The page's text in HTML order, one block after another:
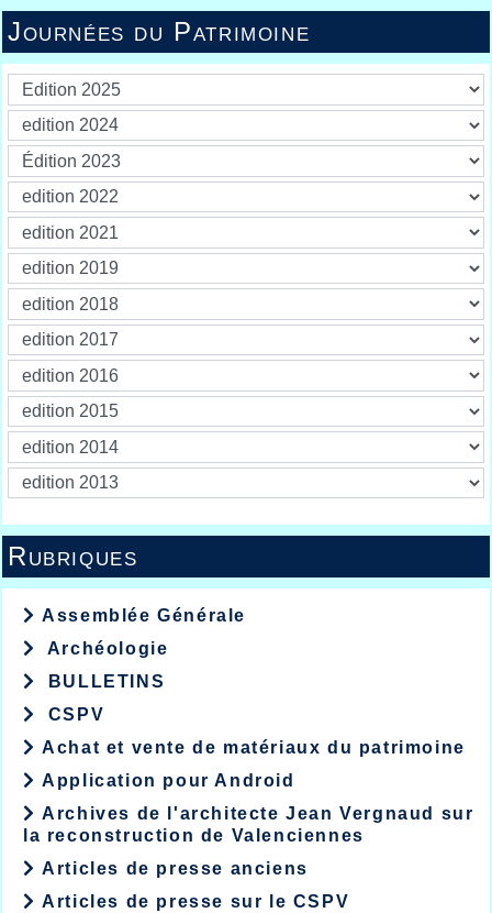
Journées du Patrimoine
Rubriques
Assemblée Générale
Archéologie
BULLETINS
CSPV
Achat et vente de matériaux du patrimoine
Application pour Android
Archives de l'architecte Jean Vergnaud sur
la reconstruction de Valenciennes
Articles de presse anciens
Articles de presse sur le CSPV